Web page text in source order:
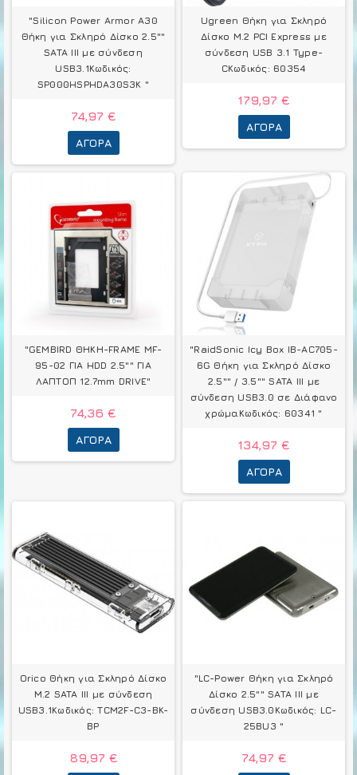
"Silicon Power Armor A30
Θήκη για Σκληρό Δίσκο 2.5""
SATA III με σύνδεση
USB3.1Κωδικός:
SP000HSPHDA30S3K "
74,97 €
ΑΓΟΡΆ
Ugreen Θήκη για Σκληρό
Δίσκο M.2 PCI Express με
σύνδεση USB 3.1 Type-
CΚωδικός: 60354
179,97 €
ΑΓΟΡΆ
"GEMBIRD ΘΗΚΗ-FRAME MF-
95-02 ΓΙΑ HDD 2.5"" ΓΙΑ
ΛΑΠΤΟΠ 12.7mm DRIVE"
74,36 €
ΑΓΟΡΆ
"RaidSonic Icy Box IB-AC705-
6G Θήκη για Σκληρό Δίσκο
2.5"" / 3.5"" SATA III με
σύνδεση USB3.0 σε Διάφανο
χρώμαΚωδικός: 60341 "
134,97 €
ΑΓΟΡΆ
Orico Θήκη για Σκληρό Δίσκο
M.2 SATA III με σύνδεση
USB3.1Κωδικός: TCM2F-C3-BK-
BP
89,97 €
"LC-Power Θήκη για Σκληρό
Δίσκο 2.5"" SATA III με
σύνδεση USB3.0Κωδικός: LC-
25BU3 "
74,97 €